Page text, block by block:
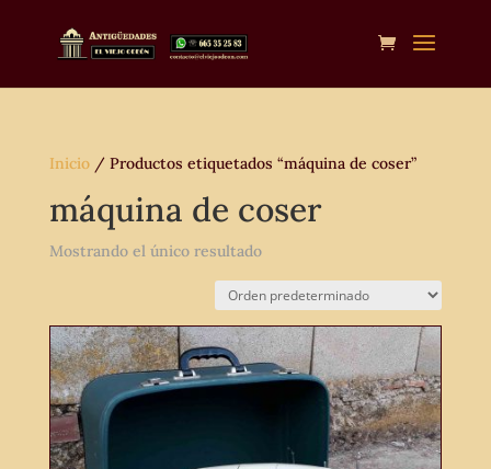
Inicio/ Productos etiquetados “máquina de coser”
máquina de coser
Mostrando el único resultado